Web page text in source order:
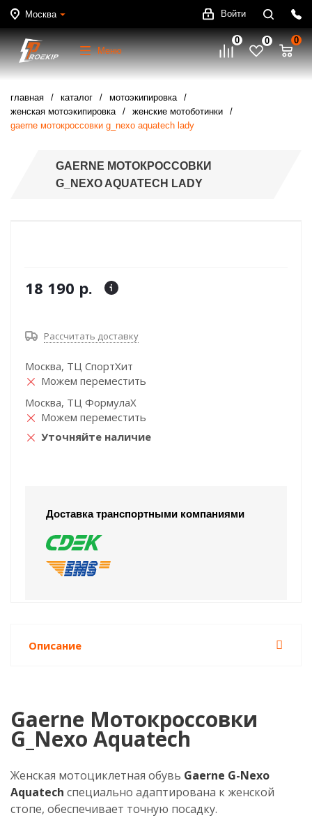
Москва Войти
Меню
0 0 0
главная каталог
мотоэкипировка
женская мотоэкипировка
женские мотоботинки
gaerne мотокроссовки g_nexo aquatech lady
GAERNE МОТОКРОССОВКИ
G_NEXO AQUATECH LADY
18 190 р.
Рассчитать доставку
Москва, ТЦ СпортХит
Можем переместить
Москва, ТЦ ФормулаХ
Можем переместить
Уточняйте наличие
Доставка транспортными компаниями
Описание
Gaerne Мотокроссовки
G_Nexo Aquatech
Женская мотоциклетная обувь Gaerne G-Nexo
Aquatech специально адаптирована к женской
стопе, обеспечивает точную посадку.